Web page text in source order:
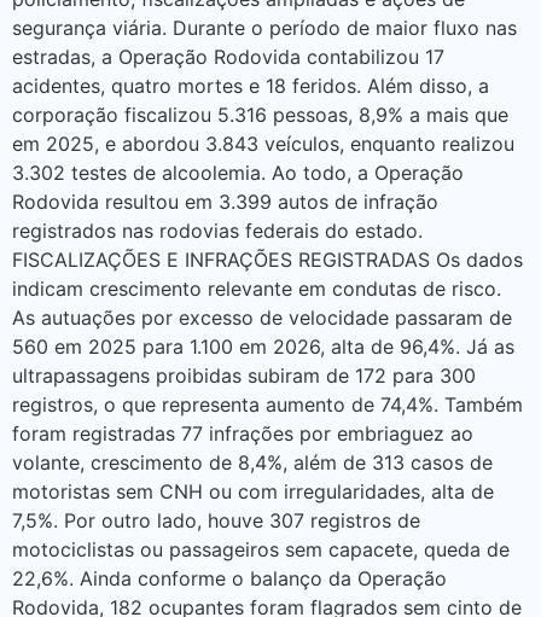
segurança viária. Durante o período de maior fluxo nas
estradas, a Operação Rodovida contabilizou 17
acidentes, quatro mortes e 18 feridos. Além disso, a
corporação fiscalizou 5.316 pessoas, 8,9% a mais que
em 2025, e abordou 3.843 veículos, enquanto realizou
3.302 testes de alcoolemia. Ao todo, a Operação
Rodovida resultou em 3.399 autos de infração
registrados nas rodovias federais do estado.
FISCALIZAÇÕES E INFRAÇÕES REGISTRADAS Os dados
indicam crescimento relevante em condutas de risco.
As autuações por excesso de velocidade passaram de
560 em 2025 para 1.100 em 2026, alta de 96,4%. Já as
ultrapassagens proibidas subiram de 172 para 300
registros, o que representa aumento de 74,4%. Também
foram registradas 77 infrações por embriaguez ao
volante, crescimento de 8,4%, além de 313 casos de
motoristas sem CNH ou com irregularidades, alta de
7,5%. Por outro lado, houve 307 registros de
motociclistas ou passageiros sem capacete, queda de
22,6%. Ainda conforme o balanço da Operação
Rodovida, 182 ocupantes foram flagrados sem cinto de